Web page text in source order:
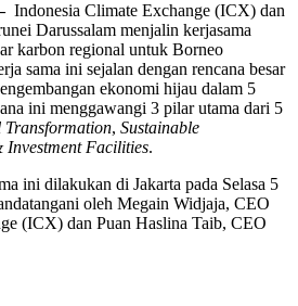
Indonesia Climate Exchange (ICX) dan
Darussalam menjalin kerjasama
karbon regional untuk Borneo
sama ini sejalan dengan rencana besar
ekonomi hijau dalam 5
ini menggawangi 3 pilar utama dari 5
, Sustainable
Investment Facilities.
ini dilakukan di Jakarta pada Selasa 5
oleh Megain Widjaja, CEO
(ICX) dan Puan Haslina Taib, CEO